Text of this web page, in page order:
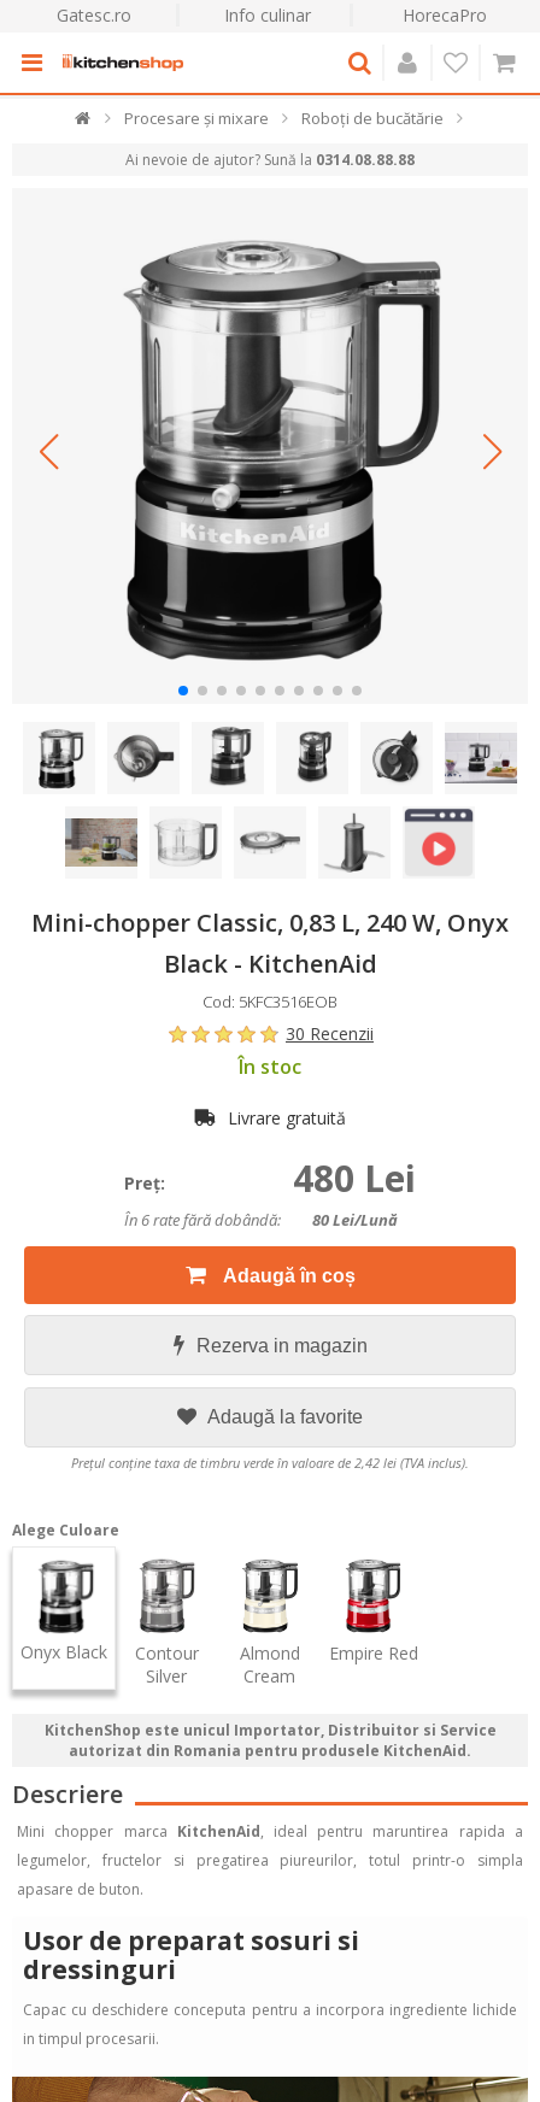
Gatesc.ro Info culinar HorecaPro
Procesare și mixare Roboți de bucătărie
Ai nevoie de ajutor? Sună la 0314.08.88.88
Mini-chopper Classic, 0,83 L, 240 W, Onyx
Black - KitchenAid
Cod: 5KFC3516EOB
30 Recenzii
În stoc
Livrare gratuită
Preţ: 480 Lei
În 6 rate fără dobândă: 80Lei/lună
Adaugă în coș
Rezerva in magazin
Adaugă la favorite
Prețul conține taxa de timbru verde în valoare de 2,42 lei (TVA inclus).
Alege Culoare
Onyx Black
Contour
Silver
Almond
Cream
Empire Red
KitchenShop este unicul Importator, Distribuitor si Service
autorizat din Romania pentru produsele KitchenAid.
Descriere
Mini chopper marca KitchenAid, ideal pentru maruntirea rapida a
legumelor, fructelor si pregatirea piureurilor, totul printr-o simpla
apasare de buton.
Usor de preparat sosuri si
dressinguri
Capac cu deschidere conceputa pentru a incorpora ingrediente lichide
in timpul procesarii.